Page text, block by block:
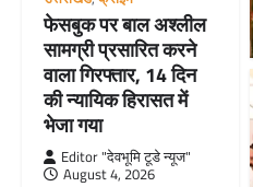
फेसबुक पर बाल अश्लील
सामग्री प्रसारित करने
वाला गिरफ्तार, 14 दिन
की न्यायिक हिरासत में
भेजा गया
Editor "देवभूमि टूडे न्यूज"
August 4, 2026